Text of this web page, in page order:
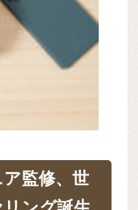
監修、世